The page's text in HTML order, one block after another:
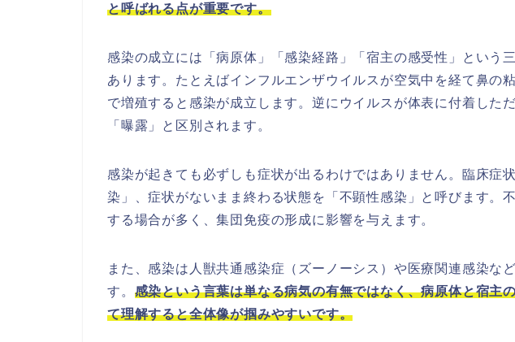
と呼ばれる点が重要です。
感染の成立には「病原体」「感染経路」「宿主の感受性」という
あります。たとえばインフルエンザウイルスが空気中を経て鼻の
で増殖すると感染が成立します。逆にウイルスが体表に付着した
「曝露」と区別されます。
感染が起きても必ずしも症状が出るわけではありません。臨床症
染」、症状がないまま終わる状態を「不顕性感染」と呼びます。
する場合が多く、集団免疫の形成に影響を与えます。
また、感染は人獣共通感染症（ズーノーシス）や医療関連感染な
す。 感染という言葉は単なる病気の有無ではなく、病原体と宿主
て理解すると全体像が掴みやすいです。